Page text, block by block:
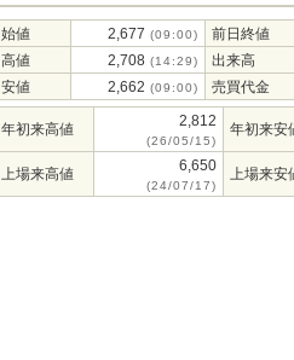
始値 2,677 (09:00)
前日終値
高値
2,708 (14:29)
出来高
安値
2,662 (09:00) 売買代金
年初来高値 2,812
(26/05/15)
年初来安
上場来高値 6,650
(24/07/17)
上場来安